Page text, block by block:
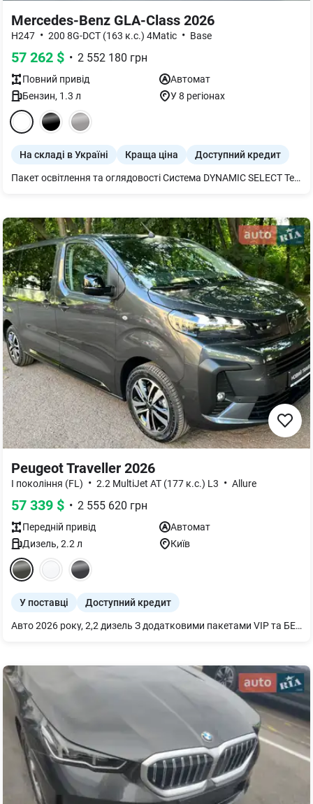
Mercedes-Benz GLA-Class 2026
H247 • 200 8G-DCT (163 к.с.) 4Matic • Base
57 262 $ • 2 552 180 грн
Повний привід
Автомат
Бензин, 1.3 л У 8 регіонах
На складі в Україні Краща ціна Доступний кредит
Пакет освітлення та оглядовості Система DYNAMIC SELECT Термопоглинаюче скло з темним тонуванням COC папір EU6 без свідоцтва про реєстрацію Частина 2 Норми викидів ЕВРО 6 Система моніторингу тиску в шинах Декоративні елементи дерево липа чорний з відкритими порами Асистент попередження зіткнення Підігрів кермового колеса Попереджуюча функція при виході Доступ HANDS-FREE Підкермові перемикачі передач Двері багажного відділення EASY-PACK Комфорт-пакет сидінь Подвійний тримач для чашок Digital Extra: Паркувальний асистент з камерою кругового огляду MB.DRIVE PARKING ASSIST 360 Лівостороннє розташування кермового колеса Свтілодіодна система MULTIBEAM LED Комфорт-пакет KEYLESS-GO Цифровий дисплей панелі приладів Пакет Night Велюрові килимки Технічний пакет Offroad Активна система екстреного гальмування Літні шини Склоочисники з датчиком дощу Спинки задніх сидінь, що відкидаються роздільно Digital Extra: Apple CarPlay Адаптивний асистент дальнього світла Plus Підготовка для цифрового радіо Додаткові запасні частини для країн з холодним кліматом Сидіння водія з електричним регулюванням з функцією пам"яті Накладки на пороги з написом «Mercedes-Benz», з підсвічуванням та змінною накладкою Зовнішні дзеркала, що складаються, з електроприводом Навігаційна система MBUX Premium Digital Extra: Android Auto Багажні сітки на спинках передніх сидінь Дизельна система очищення вихлопних газів BlueTEC (SCR) вкл. бак AdBlue® Комунікативний модуль (LTE) для використання сервісів Mercedes me connect KEYLESS-GO Багатофункціональне спортивне кермо з оздобленням зі шкіри Система омивання скла з підігрівом Система попередження про швидкісні обмеження Ідентифікаційна табличка з номером VIN 4-х позиційна поперекова опора Легкосплавні колісні диски розміром 45,7 см (18") с 5 сдвоенными спицами Багатоважільна вісь Рейлінги на дах чорного кольору Підігрів сидінь водія та переднього пасажира Камера спостереження за водієм Мультимедійний дисплей Нагадування про присутність людини, пасивний режим Активний асистент дистанції DISTRONIC Додаткові роз'єми для USB Підготовка до встановлення системи DISTRONIC Система моніторингу "сліпих зон" автомобіля Сажевий фільтр Пакет Premium Активний асистент утримання в смузі руху Активна система допомоги під час паркування з функцією PARKTRONIC Камера 360 ° Обивка стелі тканиною кольору "Чорний" Мультимедійна система MBUX Подвійний сонцезахисний козирок Цифрове радіо Система екстреного виклику Mercedes-Benz Навігаційна система на жорсткому диску 8G-DCT Відсік для зберігання в центральній консолі з шторкою ролло Інструкція з експлуатації та сервісна книжка українською Аварійний жилет для водія Бездротова система зарядки для мобільних приладів зпереду Комфортна підвіска Автоматична система кондиціонування повітря THERMOTRONIC Спортивні сидіння Зимовий пакет Герметик з компресором TIREFIT Інтеграція смартфона Індикація на панелі приладів статусу пасків безпеки позаду Комфортна підсвітка салону Пакет дзеркал GPS-антена Паливний бак ємкістю 51 літр Електричне регулювання правого переднього сидіння з функцією пам'яті Розширений функціонал MBUX Акустична система з розширеними функціями Доповнена реальність MBUX для навігації Стандартне оснащення
Peugeot Traveller 2026
I покоління (FL) • 2.2 MultiJet AT (177 к.с.) L3 • Allure
57 339 $ • 2 555 620 грн
Передній привід
Автомат
Дизель, 2.2 л Київ
У поставці Доступний кредит
Авто 2026 року, 2,2 дизель З додатковими пакетами VIP та БЕЗПЕКА+ Авто у постачанні на жовтень 2026 року.